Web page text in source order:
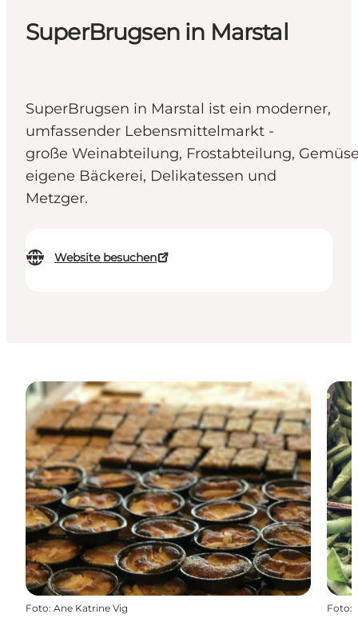
SuperBrugsen in Marstal
SuperBrugsen in Marstal ist ein moderner,
umfassender Lebensmittelmarkt -
große Weinabteilung, Frostabteilung,
eigene Bäckerei, Delikatessen und
Metzger.
Website besuchen
Foto: Ane Katrine Vig Foto: